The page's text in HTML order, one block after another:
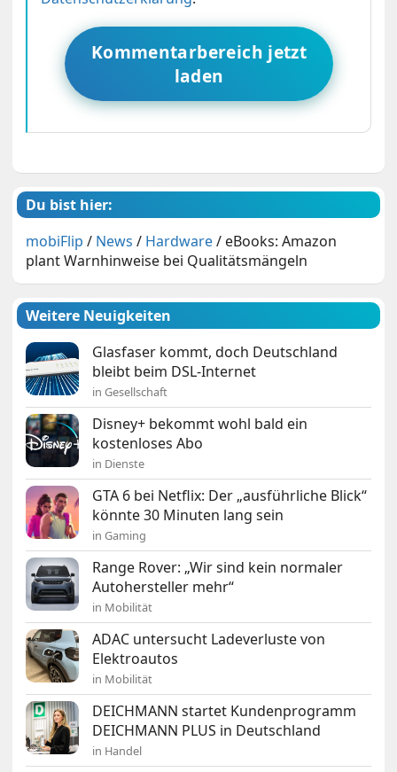
Kommentarbereich jetzt
laden
Du bist hier:
mobiFlip / News / Hardware/ eBooks: Amazon
plant Warnhinweise bei Qualitätsmängeln
Weitere Neuigkeiten
Glasfaser kommt, doch Deutschland
bleibt beim DSL-Internet
in Gesellschaft
Disney+ bekommt wohl bald ein
kostenloses Abo
in Dienste
GTA 6 bei Netflix: Der „ausführliche Blick“
könnte 30 Minuten lang sein
in Gaming
Range Rover: „Wir sind kein normaler
Autohersteller mehr“
in Mobilität
ADAC untersucht Ladeverluste von
Elektroautos
in Mobilität
DEICHMANN startet Kundenprogramm
DEICHMANN PLUS in Deutschland
in Handel